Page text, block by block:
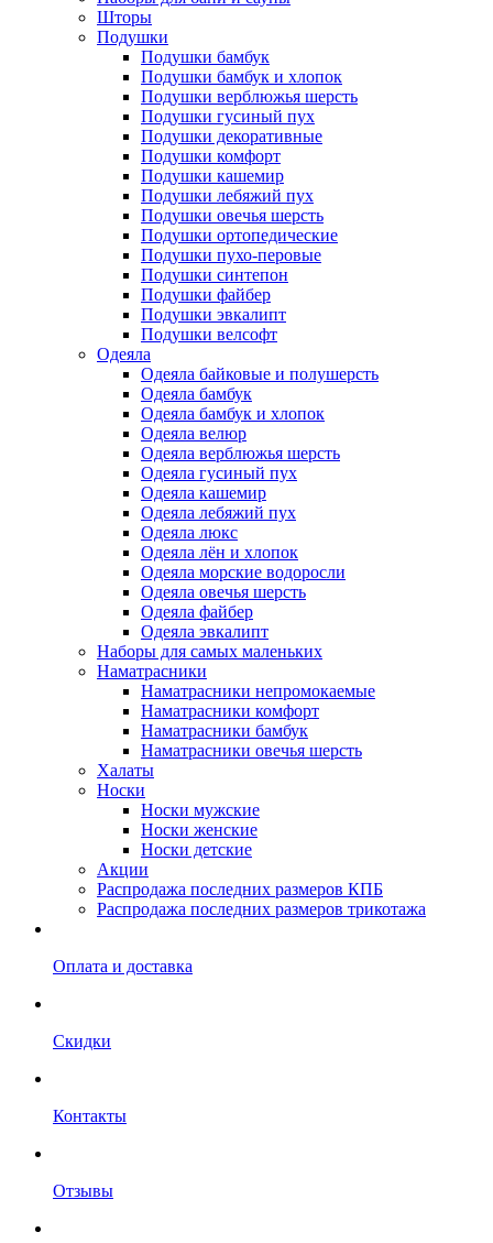
Шторы
Подушки
Подушки бамбук
Подушки бамбук и хлопок
Подушки верблюжья шерсть
Подушки гусиный пух
Подушки декоративные
Подушки комфорт
Подушки кашемир
Подушки лебяжий пух
Подушки овечья шерсть
Подушки ортопедические
Подушки пухо-перовые
Подушки синтепон
Подушки файбер
Подушки эвкалипт
Подушки велсофт
Одеяла
Одеяла байковые и полушерсть
Одеяла бамбук
Одеяла бамбук и хлопок
Одеяла велюр
Одеяла верблюжья шерсть
Одеяла гусиный пух
Одеяла кашемир
Одеяла лебяжий пух
Одеяла люкс
Одеяла лён и хлопок
Одеяла морские водоросли
Одеяла овечья шерсть
Одеяла файбер
Одеяла эвкалипт
Наборы для самых маленьких
Наматрасники
Наматрасники непромокаемые
Наматрасники комфорт
Наматрасники бамбук
Наматрасники овечья шерсть
Халаты
Носки
Носки мужские
Носки женские
Носки детские
Акции
Распродажа последних размеров КПБ
Распродажа последних размеров трикотажа
Оплата и доставка
Скидки
Контакты
Отзывы